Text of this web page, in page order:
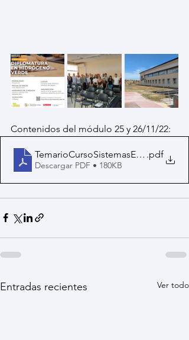
Contenidos del módulo 25 y 26/11/22:
.pdf
Descargar PDF • 180KB
Entradas recientes Ver todo